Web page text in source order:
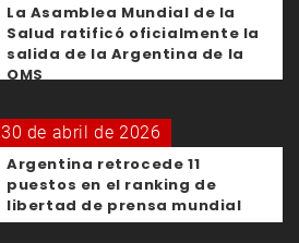
La Asamblea Mundial de la
Salud ratificó oficialmente la
salida de la Argentina de la
OMS
30 de abril de 2026
Argentina retrocede 11
puestos en el ranking de
libertad de prensa mundial